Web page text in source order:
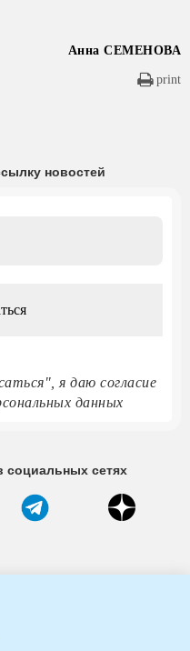
Анна СЕМЕНОВА
print
новостей
я даю согласие
данных
социальных сетях